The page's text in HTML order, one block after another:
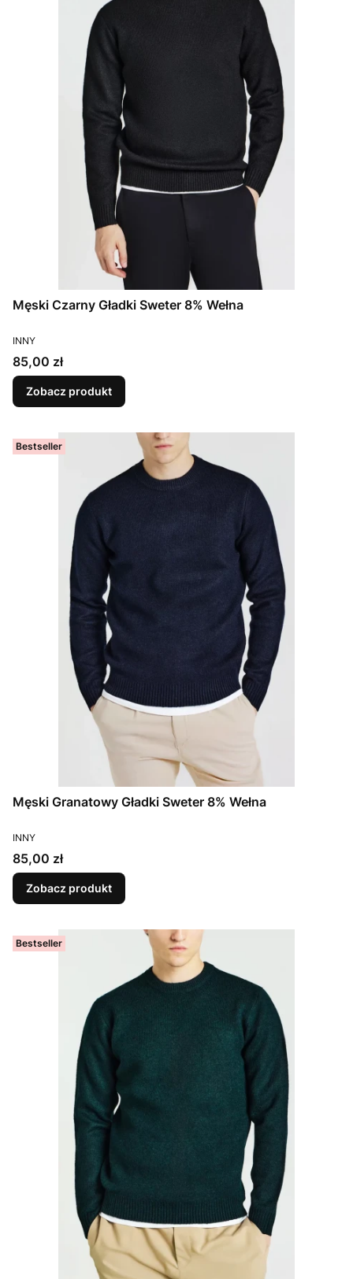
Męski Czarny Gładki Sweter 8% Wełna
PRODUCENT
INNY
Cena
85,00 zł
Zobacz produkt
Bestseller
Męski Granatowy Gładki Sweter 8% Wełna
PRODUCENT
INNY
Cena
85,00 zł
Zobacz produkt
Bestseller